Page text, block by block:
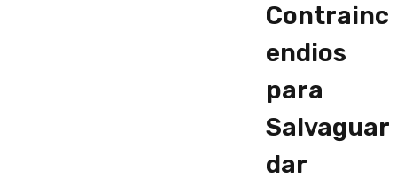
Contrainc
endios
para
Salvaguar
dar